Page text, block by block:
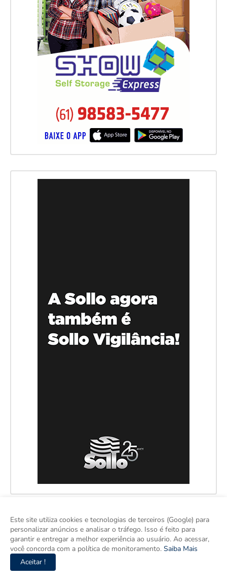
Este site utiliza cookies e tecnologias de terceiros (Google) para
personalizar anúncios e analisar o tráfego. Isso é feito para
garantir e entregar a melhor experiência ao usuário. Ao acessar,
você concorda com a política de monitoramento. Saiba Mais
Aceitar !